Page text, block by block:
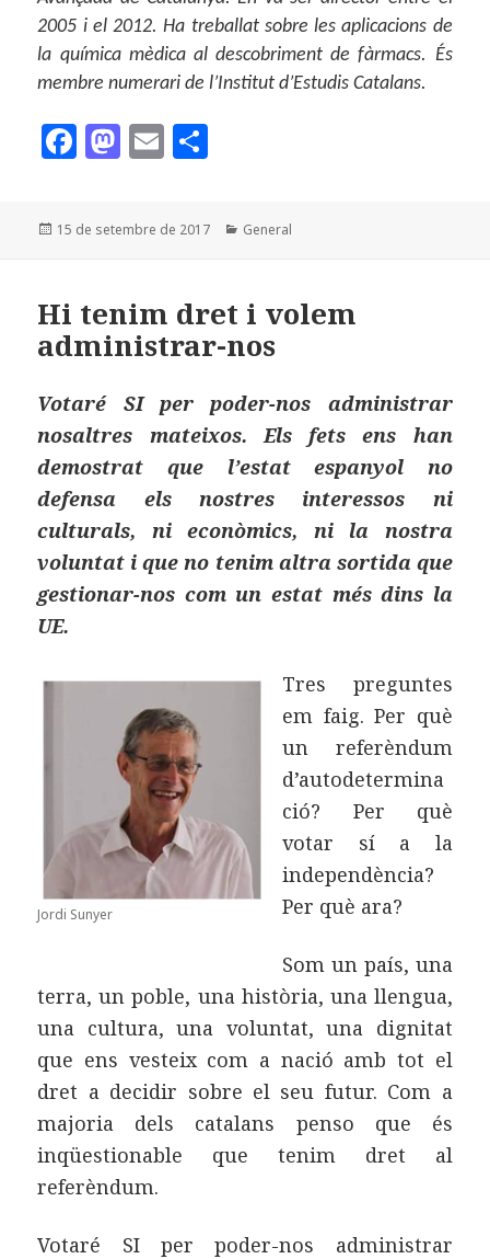
2005 i el 2012. Ha treballat sobre les aplicacions de
la química mèdica al descobriment de fàrmacs. És
membre numerari de l’Institut d’Estudis Catalans.
F
c
e
o
o
M
to
d
n
E
ai
l p
rt
ei
Publicat
15 de setembre de 2017 Categories
General
Hi tenim dret i volem
administrar-nos
Votaré SI per poder-nos administrar
nosaltres mateixos. Els fets ens han
demostrat que l’estat espanyol no
defensa els nostres interessos ni
culturals, ni econòmics, ni la nostra
voluntat i que no tenim altra sortida que
gestionar-nos com un estat més dins la
UE.
Jordi Sunyer
Tres preguntes
em faig. Per què
un referèndum
d’autodetermina
ció? Per què
votar sí a la
independència?
Per què ara?
Som un país, una
terra, un poble, una història, una llengua,
una cultura, una voluntat, una dignitat
que ens vesteix com a nació amb tot el
dret a decidir sobre el seu futur. Com a
majoria dels catalans penso que és
inqüestionable que tenim dret al
referèndum.
Votaré SI per poder-nos administrar